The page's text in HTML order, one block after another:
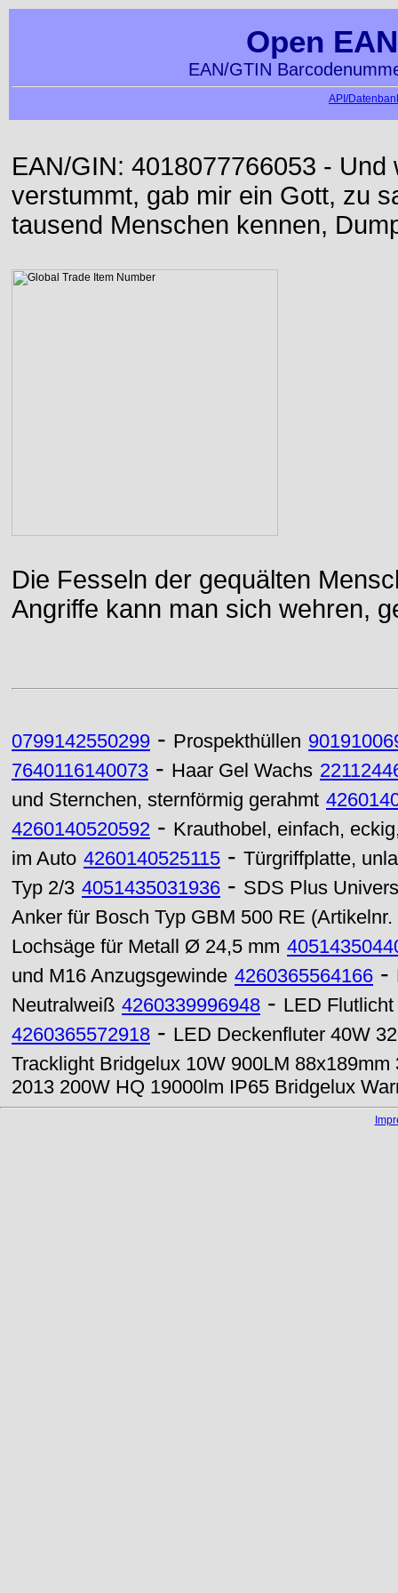
Open
EAN/GTIN
API/
EAN/GIN: 4018077766053 -
verstummt, gab mir ein Gott, zu
tausend Menschen kennen,
Die Fesseln der gequälten
Angriffe kann man sich wehren,
0799142550299 - Prospekthüllen
7640116140073 - Haar Gel Wachs
und Sternchen, sternförmig gerahmt
4260140520592 - Krauthobel, einfach,
im Auto 4260140525115 - Türgriffplatte,
Typ 2/3 4051435031936 - SDS Plus
Anker für Bosch Typ GBM 500 RE
Lochsäge für Metall Ø 24,5 mm
und M16 Anzugsgewinde 4260365564166 -
Neutralweiß 4260339996948 - LED
4260365572918 - LED Deckenfluter 40W
Tracklight Bridgelux 10W 900LM 88x189mm
2013 200W HQ 19000lm IP65 Bridgelux